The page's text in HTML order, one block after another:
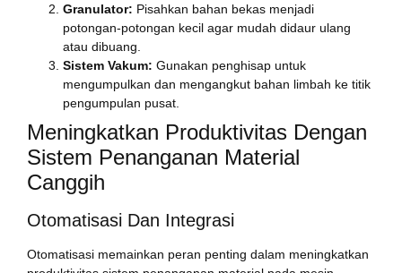
Granulator: Pisahkan bahan bekas menjadi
potongan-potongan kecil agar mudah didaur ulang
atau dibuang.
Sistem Vakum: Gunakan penghisap untuk
mengumpulkan dan mengangkut bahan limbah ke titik
pengumpulan pusat.
Meningkatkan Produktivitas Dengan
Sistem Penanganan Material
Canggih
Otomatisasi Dan Integrasi
Otomatisasi memainkan peran penting dalam meningkatkan